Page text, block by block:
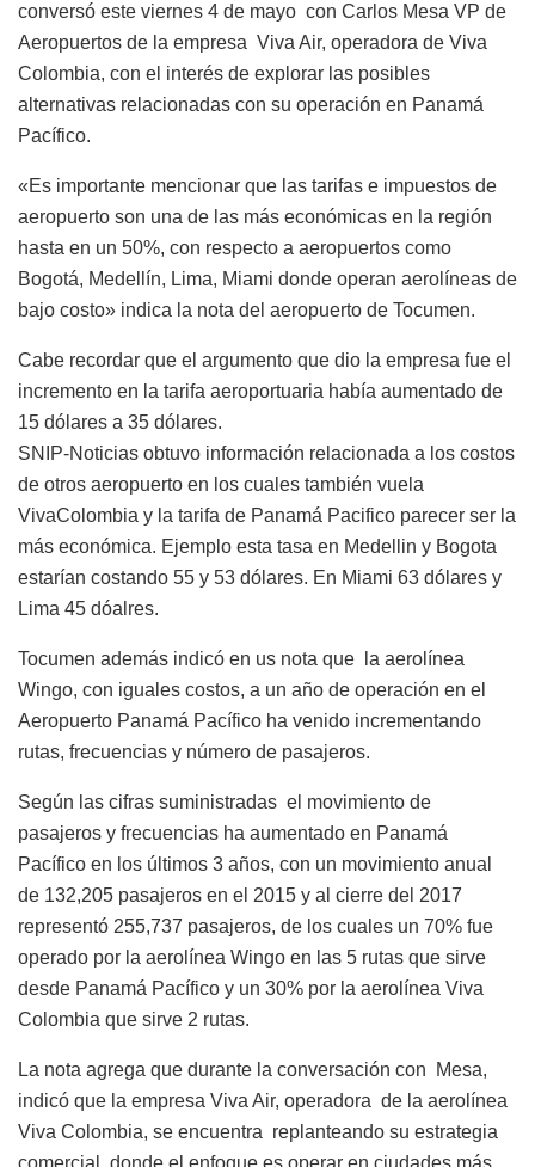
conversó este viernes 4 de mayo con Carlos Mesa VP de
Aeropuertos de la empresa Viva Air, operadora de Viva
Colombia, con el interés de explorar las posibles
alternativas relacionadas con su operación en Panamá
Pacífico.
«Es importante mencionar que las tarifas e impuestos de
aeropuerto son una de las más económicas en la región
hasta en un 50%, con respecto a aeropuertos como
Bogotá, Medellín, Lima, Miami donde operan aerolíneas de
bajo costo» indica la nota del aeropuerto de Tocumen.
Cabe recordar que el argumento que dio la empresa fue el
incremento en la tarifa aeroportuaria había aumentado de
15 dólares a 35 dólares.
SNIP-Noticias obtuvo información relacionada a los costos
de otros aeropuerto en los cuales también vuela
VivaColombia y la tarifa de Panamá Pacifico parecer ser la
más económica. Ejemplo esta tasa en Medellin y Bogota
estarían costando 55 y 53 dólares. En Miami 63 dólares y
Lima 45 dóalres.
Tocumen además indicó en us nota que la aerolínea
Wingo, con iguales costos, a un año de operación en el
Aeropuerto Panamá Pacífico ha venido incrementando
rutas, frecuencias y número de pasajeros.
Según las cifras suministradas el movimiento de
pasajeros y frecuencias ha aumentado en Panamá
Pacífico en los últimos 3 años, con un movimiento anual
de 132,205 pasajeros en el 2015 y al cierre del 2017
representó 255,737 pasajeros, de los cuales un 70% fue
operado por la aerolínea Wingo en las 5 rutas que sirve
desde Panamá Pacífico y un 30% por la aerolínea Viva
Colombia que sirve 2 rutas.
La nota agrega que durante la conversación con Mesa,
indicó que la empresa Viva Air, operadora de la aerolínea
Viva Colombia, se encuentra replanteando su estrategia